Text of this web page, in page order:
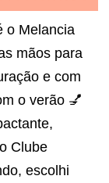
o Melancia
mãos para
e com
o verão 💅
Clube
escolhi